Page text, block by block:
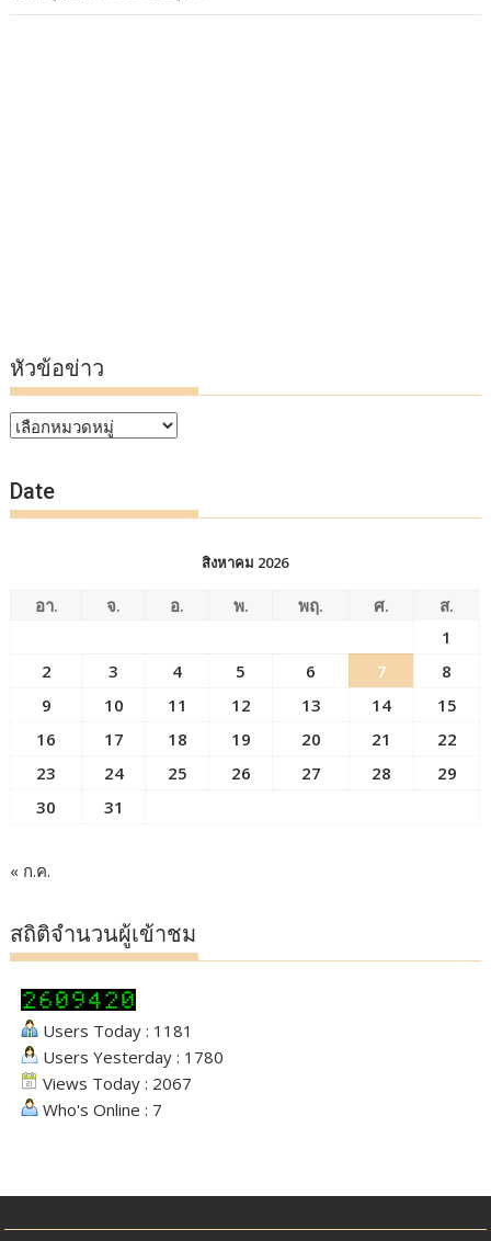
หัวข้อข่าว
หัวข้อ
Date
สิงหาคม 2026
อา. จ. อ. พ. พฤ. ศ.
ส.
1
2
3 4 5 6 7
8
9
10 11 12 13 14
15
16
17 18 19 20 21
22
23
24 25 26 27 28
29
30
31
« ก.ค.
สถิติจำนวนผู้เข้าชม
Users Today : 1181
Users Yesterday : 1780
Views Today : 2067
Who's Online : 7